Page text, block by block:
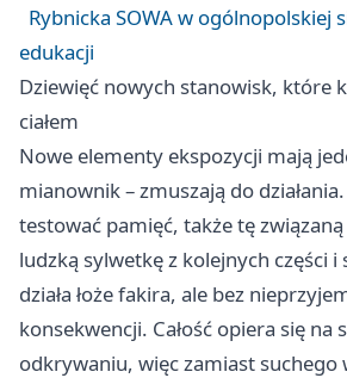
Rybnicka SOWA w ogólnopolskiej
edukacji
Dziewięć nowych stanowisk, które
ciałem
Nowe elementy ekspozycji mają
mianownik – zmuszają do
testować pamięć, także tę
ludzką sylwetkę z kolejnych części i
działa łoże fakira, ale bez
konsekwencji. Całość opiera się na
odkrywaniu, więc zamiast suchego